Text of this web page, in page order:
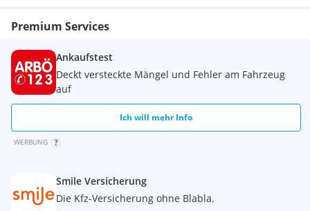
-
schwarz-grau, grün-grau, grau-schwarz-gold
Finanzierung
Gerne bieten wir Ihnen verschiedene Finanzierungsvarianten
an wie z.B.: monatliche Rate mit oder ohne Anzahlung oder
Drittelfinanzierung - schnell und unbürokratisch!
4 Jahre Werksgarantie + 4 Jahre Road Assistance
.
Aktion
Premium Services
Ankaufstest
Deckt versteckte Mängel und Fehler am Fahrzeug
auf
Ich will mehr Info
WERBUNG
Smile Versicherung
Die Kfz-Versicherung ohne Blabla.